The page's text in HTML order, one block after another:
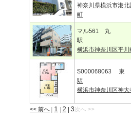
神奈川県横浜市港北
町
マル561 丸
駅
横浜市神奈川区平川
S000068063 東
駅
横浜市神奈川区神
<< 前へ 1 2 3次へ >>